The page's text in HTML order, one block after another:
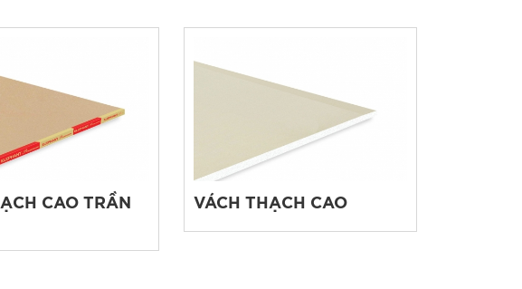
CAO TRẦN
VÁCH THẠCH CAO